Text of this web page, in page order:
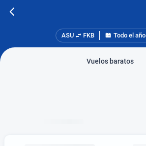
ASU FKB Todo el año
Vuelos baratos